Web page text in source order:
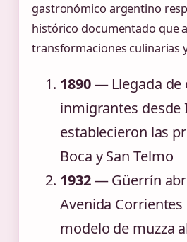
gastronómico argentino
histórico documentado que
transformaciones culinarias
1890— Llegada de
inmigrantes desde
establecieron las
Boca y San Telmo
1932— Güerrín
Avenida
modelo de muzza